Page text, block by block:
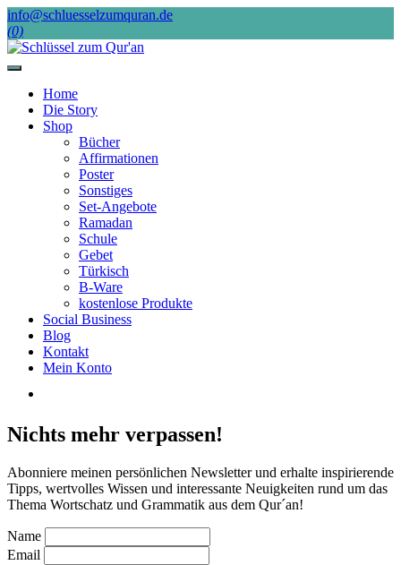
Skip
to
content
info@schluesselzumquran.de
(0)
Home
Die Story
Shop
Bücher
Affirmationen
Poster
Sonstiges
Set-Angebote
Ramadan
Schule
Gebet
Türkisch
B-Ware
kostenlose Produkte
Social Business
Blog
Kontakt
Mein Konto
Nichts mehr verpassen!
Abonniere meinen persönlichen Newsletter und erhalte inspirierende
Tipps, wertvolles Wissen und interessante Neuigkeiten rund um das
Thema Wortschatz und Grammatik aus dem Qur´an!
Name
Email